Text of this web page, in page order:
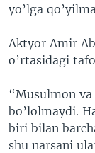
yo’lga
Aktyor Amir
o’rtasidagi
“Musulmon
bo’lolmaydi.
biri bilan
shu narsani